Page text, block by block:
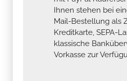
Ihnen stehen bei
Mail-Bestellung als
Kreditkarte, SEPA-
klassische
Vorkasse zur